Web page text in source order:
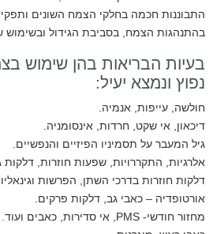
התבוננות חכמה בחלקי הצמח השונים
בהתנהגות הצמח, בסביבת הגידול ובשימוש
בעיות הבריאות בהן שימוש
נפוץ ונמצא יעיל:
חולשה, עייפות, אנמיה.
דיכאון, אי שקט, חרדות, אינסומניה.
גיל המעבר על תסמיניו הפיזיים והנפשיים.
אלרגיות, התקררויות, שפעות חוזרות, דלקות
דלקות חוזרות בדרכי השתן, הפרשות
אורטופדיה – כאבי גב, דלקות פרקים.
מחזור חודשי- PMS, אי סדירות, כאבים ועוד.